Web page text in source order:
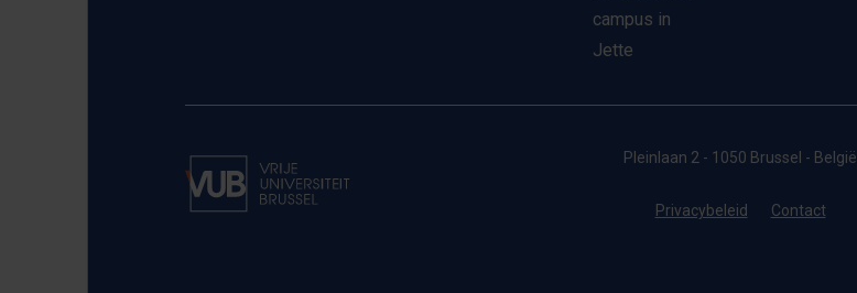
campus in
Jette
Pleinlaan 2 - 1050 Brussel - België
Privacybeleid Contact